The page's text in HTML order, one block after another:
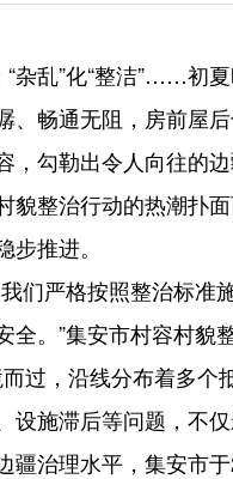
；“杂乱”化“整洁”……
、畅通无阻，房前屋
勾勒出令人向往的边
貌整治行动的热潮扑
推进。
们严格按照整治标
。”集安市村容村貌
过，沿线分布着多
施滞后等问题，不
治理水平，集安市